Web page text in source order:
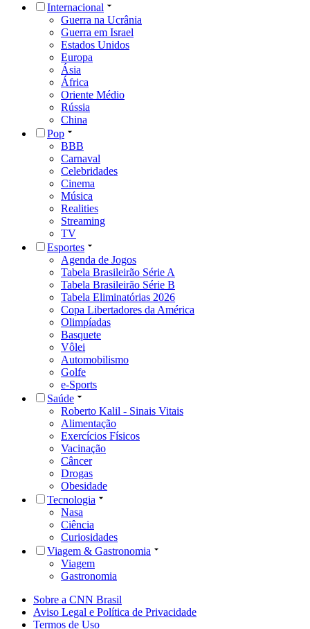
Internacional
Guerra na Ucrânia
Guerra em Israel
Estados Unidos
Europa
Ásia
África
Oriente Médio
Rússia
China
Pop
BBB
Carnaval
Celebridades
Cinema
Música
Realities
Streaming
TV
Esportes
Agenda de Jogos
Tabela Brasileirão Série A
Tabela Brasileirão Série B
Tabela Eliminatórias 2026
Copa Libertadores da América
Olimpíadas
Basquete
Vôlei
Automobilismo
Golfe
e-Sports
Saúde
Roberto Kalil - Sinais Vitais
Alimentação
Exercícios Físicos
Vacinação
Câncer
Drogas
Obesidade
Tecnologia
Nasa
Ciência
Curiosidades
Viagem & Gastronomia
Viagem
Gastronomia
Sobre a CNN Brasil
Aviso Legal e Política de Privacidade
Termos de Uso